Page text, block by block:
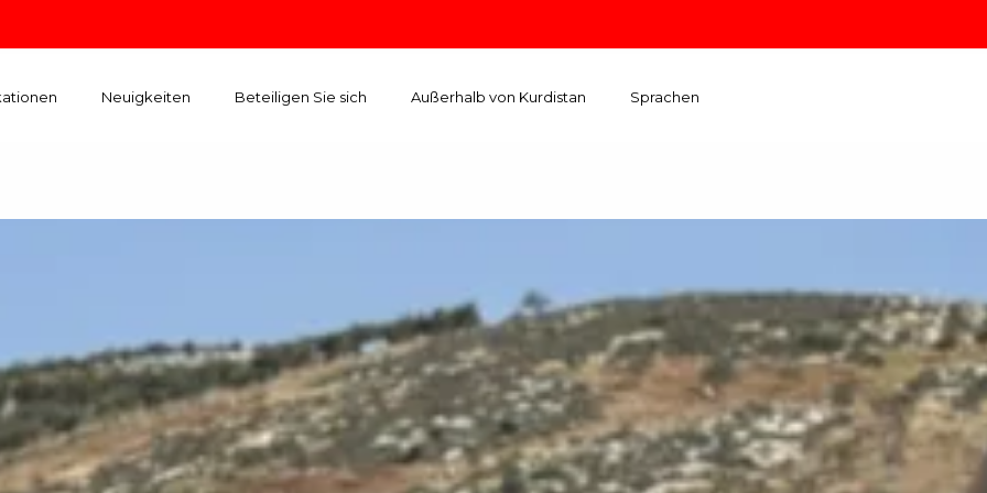
Neuigkeiten Beteiligen Sie sich Außerhalb von Kurdistan Sprachen